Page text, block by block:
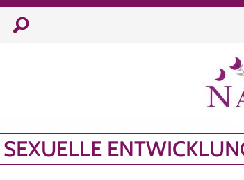
In der Webseite suchen
SEXUELLE